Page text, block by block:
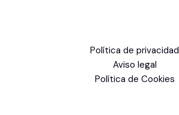
Política de privacidad
Aviso legal
Política de Cookies